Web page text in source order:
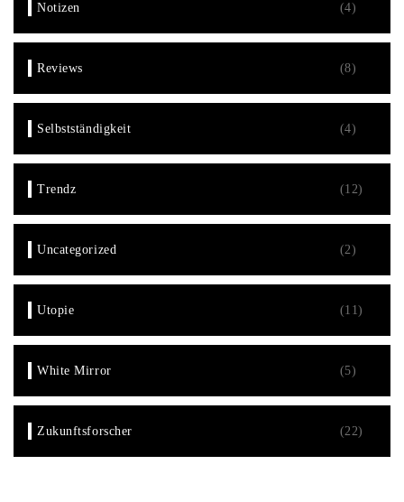
Notizen (4)
Reviews (8)
Selbstständigkeit (4)
Trendz (12)
Uncategorized (2)
Utopie (11)
White Mirror (5)
Zukunftsforscher (22)